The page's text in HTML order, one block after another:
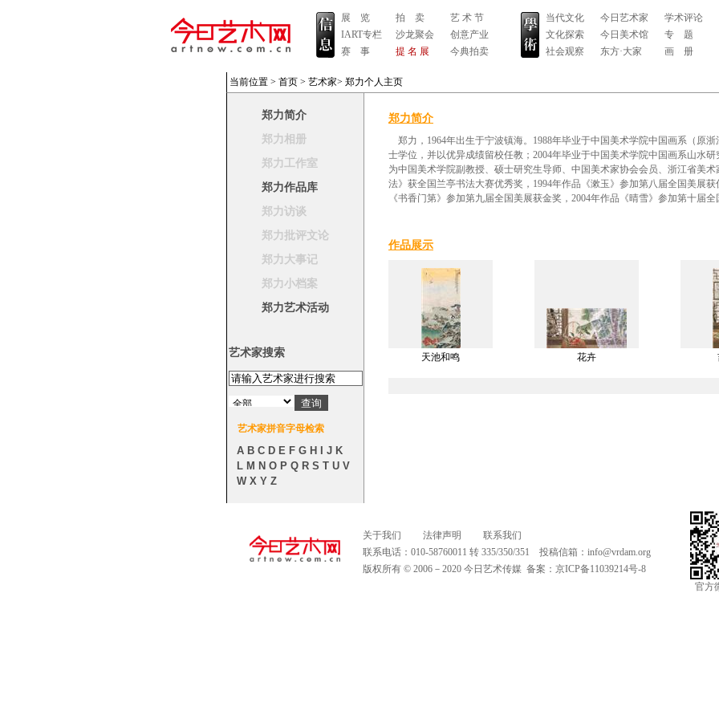
展 览
IART专栏
赛 事
拍 卖
沙龙聚会
提 名 展
艺 术 节
创意产业
今典拍卖
当代文化
文化探索
社会观察
今日艺术家
今日美术馆
东方·大家
学术评论
专 题
画 册
当前位置 > 首页 > 艺术家> 郑力个人主页
郑力简介
郑力相册
郑力工作室
郑力作品库
郑力访谈
郑力批评文论
郑力大事记
郑力小档案
郑力艺术活动
艺术家搜索
艺术家拼音字母检索
A B C D E F G H J K
L M N O P Q R S T U V
W X Y Z
郑力简介
郑力，1964年出生于宁波镇海。1988年毕业于中国美术学院中国画系（原
士学位，并以优异成绩留校任教；2004年毕业于中国美术学院中国画系山水
为中国美术学院副教授、硕士研究生导师、中国美术家协会会员、浙江省美术
法》获全国兰亭书法大赛优秀奖，1994年作品《漱玉》参加第八届全国美展获
《书香门第》参加第九届全国美展获金奖，2004年作品《晴雪》参加第十届
作品展示
天池和鸣 花卉
关于我们 法律声明
联系我们
联系电话：010-58760011 转 335/350/351 投稿信箱： info@vrdam.org
版权所有 © 2006－2020 今日艺术传媒 备案： 京ICP备11039214号-8
官方